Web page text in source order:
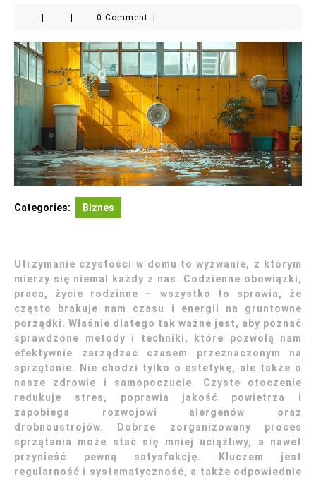
0 Comment
Categories: Biznes
Utrzymanie czystości w domu to wyzwanie, z którym
mierzy się niemal każdy z nas. Codzienne obowiązki,
praca, życie rodzinne – wszystko to sprawia, że
często brakuje nam czasu i energii na gruntowne
porządki. Właśnie dlatego tak ważne jest, aby poznać
sprawdzone metody i techniki, które pozwolą nam
efektywnie zarządzać czasem przeznaczonym na
sprzątanie. Nie chodzi tylko o estetykę, ale także o
nasze zdrowie i samopoczucie. Czyste otoczenie
redukuje stres, poprawia jakość powietrza i
zapobiega rozwojowi alergenów oraz
drobnoustrojów. Dobrze zorganizowany proces
sprzątania może stać się mniej uciążliwy, a nawet
przynieść pewną satysfakcję. Kluczem jest
regularność i systematyczność, a także odpowiednie